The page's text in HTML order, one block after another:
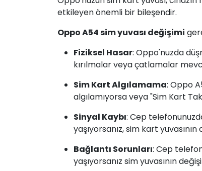
etkileyen önemli bir bileşendir.
Oppo A54 sim yuvası değişimi
Fiziksel Hasar: Oppo'nuzda
kırılmalar veya çatlamalar
Sim Kart Algılamama: Oppo
algılamıyorsa veya "Sim Kart
Sinyal Kaybı: Cep
yaşıyorsanız, sim kart
Bağlantı Sorunları: Cep
yaşıyorsanız sim yuvasının